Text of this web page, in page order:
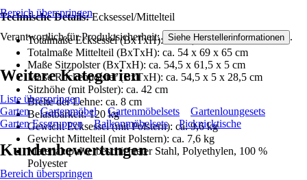
Technische Details:Ecksessel/Mittelteil
Totalmaße Ecksessel (BxTxH): ca. 62,5 x 69 x 65 cm
Totalmaße Mittelteil (BxTxH): ca. 54 x 69 x 65 cm
Maße Sitzpolster (BxTxH): ca. 54,5 x 61,5 x 5 cm
Maße Rückenpolster (BxTxH): ca. 54,5 x 5 x 28,5 cm
Sitzhöhe (mit Polster): ca. 42 cm
Breite der Lehne: ca. 8 cm
Belastbarkeit: 120 kg
Gewicht Ecksessel (mit Polstern): ca. 9,6 kg
Gewicht Mittelteil (mit Polstern): ca. 7,6 kg
Material: pulverbeschichteter Stahl, Polyethylen, 100 %
Polyester
Bereich überspringen
Verantwortlich für Produktsicherheit: Siehe Herstellerinformationen .
Weitere Kategorien
Liste überspringen
Garten
Gartenmöbel Gartenmöbelsets
Gartenloungesets
Garten Essgruppen
Balkonmöbelsets Picknicktische
Kundenbewertungen
Bereich überspringen